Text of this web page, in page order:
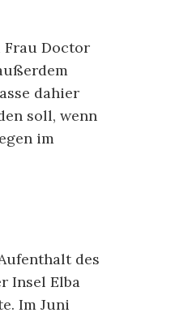
Frau Doctor
dahier
soll, wenn
im
des
Insel Elba
Im Juni